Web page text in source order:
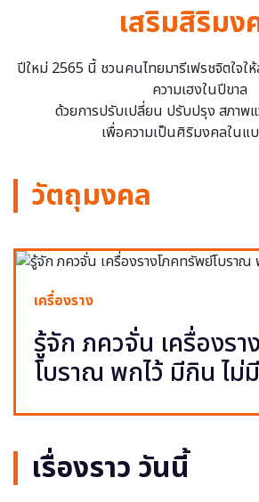
เสริมสิริมง
ปีใหม่ 2565 นี้ ชวนคนไทยมารีเฟรชจิตใจ
ความเฮงในปีขาล
ด้วยการปรับเปลี่ยน ปรับปรุง สภาพ
เพื่อความเป็นศิริมงคลในแ
วัตถุมงคล
เครื่องราง
รู้จัก ภควจั่น เครื่องร
โบราณ พกไว้ มีกิน ไม่
เรื่องราว วันนี้